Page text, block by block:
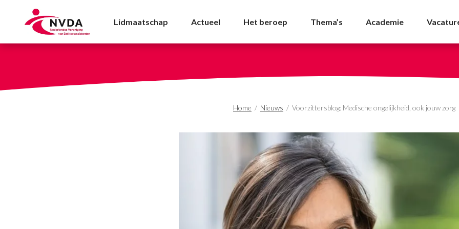
Voorzittersblog: Medische ongelijkheid, ook
Lidmaatschap Actueel Het beroep Thema’s Academie
Home / Nieuws / Voorzittersblog: Medische ongelijkheid, ook jouw zorg